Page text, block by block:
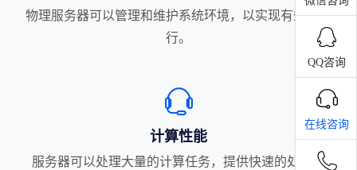
QQ咨询
在线咨询
物理服务器可以管理和维护系统环境，以实现有效的运
行。
计算性能
服务器可以处理大量的计算任务，提供快速的处理能